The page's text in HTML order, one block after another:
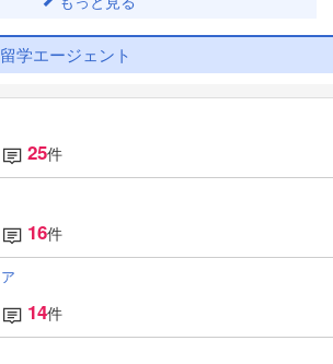
学エージェント
25件
16件
14件